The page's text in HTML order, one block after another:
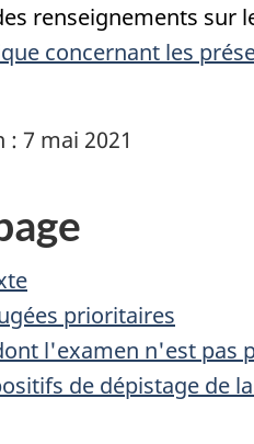
renseignements sur
concernant les
7 mai 2021
prioritaires
l'examen n'est pas
de dépistage de